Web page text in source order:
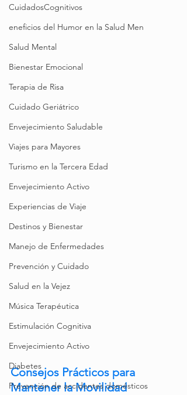
CuidadosCognitivos
eneficios del Humor en la Salud Men
Salud Mental
Bienestar Emocional
Terapia de Risa
Cuidado Geriátrico
Envejecimiento Saludable
Viajes para Mayores
Turismo en la Tercera Edad
Envejecimiento Activo
Experiencias de Viaje
Destinos y Bienestar
Manejo de Enfermedades
Prevención y Cuidado
Salud en la Vejez
Música Terapéutica
Estimulación Cognitiva
Envejecimiento Activo
Diabetes
Prevención de accidentes domésticos
Consejos Prácticos para
Mantener la Movilidad